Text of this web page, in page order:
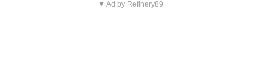
▼ Ad by Refinery89